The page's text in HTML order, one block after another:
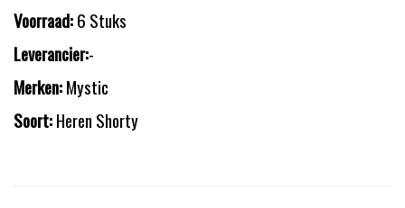
Voorraad:6 Stuks
Leverancier:-
Merken:Mystic
Soort:Heren Shorty